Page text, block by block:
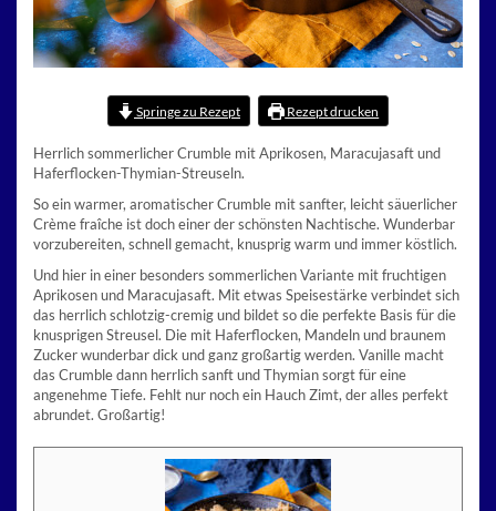
Springe zu Rezept Rezept drucken
Herrlich sommerlicher Crumble mit Aprikosen, Maracujasaft und
Haferflocken-Thymian-Streuseln.
So ein warmer, aromatischer Crumble mit sanfter, leicht säuerlicher
Crème fraîche ist doch einer der schönsten Nachtische. Wunderbar
vorzubereiten, schnell gemacht, knusprig warm und immer köstlich.
Und hier in einer besonders sommerlichen Variante mit fruchtigen
Aprikosen und Maracujasaft. Mit etwas Speisestärke verbindet sich
das herrlich schlotzig-cremig und bildet so die perfekte Basis für die
knusprigen Streusel. Die mit Haferflocken, Mandeln und braunem
Zucker wunderbar dick und ganz großartig werden. Vanille macht
das Crumble dann herrlich sanft und Thymian sorgt für eine
angenehme Tiefe. Fehlt nur noch ein Hauch Zimt, der alles perfekt
abrundet. Großartig!